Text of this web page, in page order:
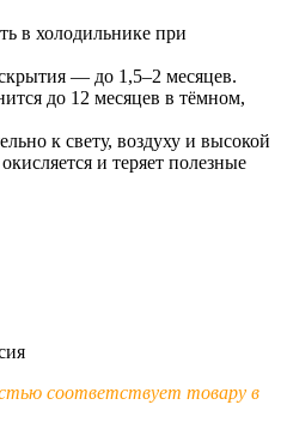
в холодильнике при
— до 1,5–2 месяцев.
до 12 месяцев в тёмном,
к свету, воздуху и высокой
и теряет полезные
соответствует товару в